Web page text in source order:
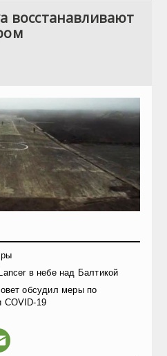
восстанавливают
в небе над Балтикой
обсудил меры по
COVID-19